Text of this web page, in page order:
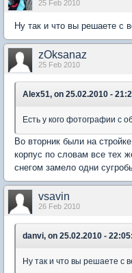
25 Feb 2010
Ну так и что вы решаете с
zOksanaz
25 Feb 2010
Alex51, on 25.02.2010 -
Есть у кого фотографии с
Во вторник были на
корпус по словам все тех
снегом замело одни
vsavin
26 Feb 2010
danvi, on 25.02.2010 - 22:05:
Ну так и что вы решаете с